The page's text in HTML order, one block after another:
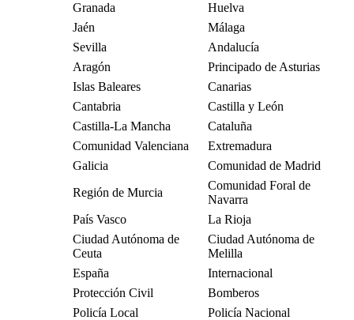
Granada
Huelva
Jaén
Málaga
Sevilla
Andalucía
Aragón
Principado de Asturias
Islas Baleares
Canarias
Cantabria
Castilla y León
Castilla-La Mancha
Cataluña
Comunidad Valenciana
Extremadura
Galicia
Comunidad de Madrid
Región de Murcia
Comunidad Foral de
Navarra
País Vasco
La Rioja
Ciudad Autónoma de
Ceuta
Ciudad Autónoma de
Melilla
España
Internacional
Protección Civil
Bomberos
Policía Local
Policía Nacional